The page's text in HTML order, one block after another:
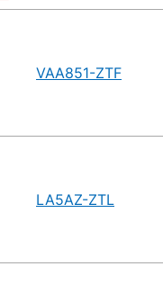
VAA851-ZTF
LA5AZ-ZTL